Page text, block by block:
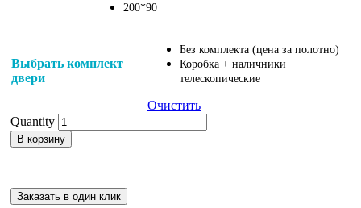
200*90
Выбрать комплект
двери
Без комплекта (цена за полотно)
Коробка + наличники
телескопические
Очистить
Quantity
В корзину
Заказать в один клик